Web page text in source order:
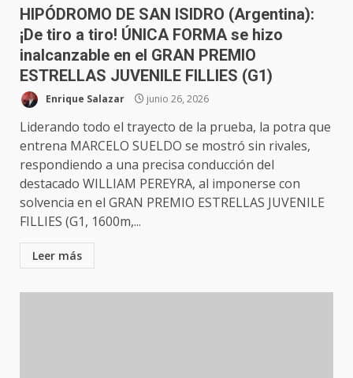
HIPÓDROMO DE SAN ISIDRO (Argentina):
¡De tiro a tiro! ÚNICA FORMA se hizo
inalcanzable en el GRAN PREMIO
ESTRELLAS JUVENILE FILLIES (G1)
Enrique Salazar junio 26, 2026
Liderando todo el trayecto de la prueba, la potra que
entrena MARCELO SUELDO se mostró sin rivales,
respondiendo a una precisa conducción del
destacado WILLIAM PEREYRA, al imponerse con
solvencia en el GRAN PREMIO ESTRELLAS JUVENILE
FILLIES (G1, 1600m,...
Leer más